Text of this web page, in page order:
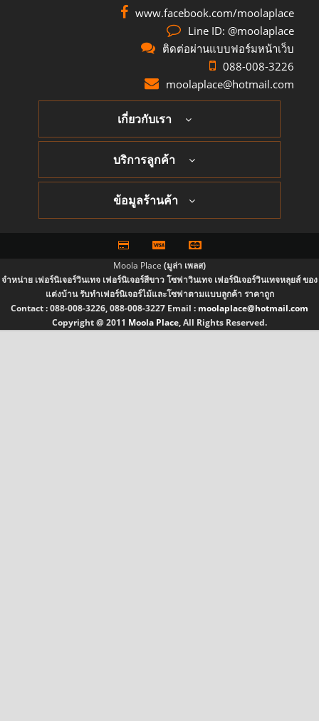
www.facebook.com/moolaplace
Line ID: @moolaplace
ติดต่อผ่านแบบฟอร์มหน้าเว็บ
088-008-3226
moolaplace@hotmail.com
เกี่ยวกับเรา
บริการลูกค้า
ข้อมูลร้านค้า
Moola Place (มูล่า เพลส)
จำหน่าย เฟอร์นิเจอร์วินเทจ เฟอร์นิเจอร์สีขาว โซฟาวินเทจ เฟอร์นิเจอร์วินเทจหลุยส์ ของ
แต่งบ้าน รับทำเฟอร์นิเจอร์ไม้และโซฟาตามแบบลูกค้า ราคาถูก
Contact :088-008-3226, 088-008-3227 Email : moolaplace@hotmail.com
Copyright @ 2011 Moola Place, All Rights Reserved.